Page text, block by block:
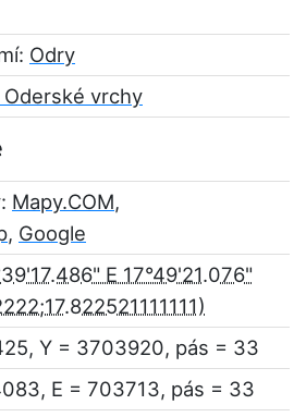
Odry
Oderské vrchy
Mapy.COM,
, Google
E 17°49'21.076"
Y = 3703920, pás = 33
E = 703713, pás = 33